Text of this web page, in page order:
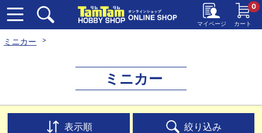
マイページ カート
0
ミニカー
ミニカー
表示順 絞り込み